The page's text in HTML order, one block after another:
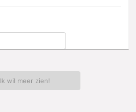
Ik wil meer zien!